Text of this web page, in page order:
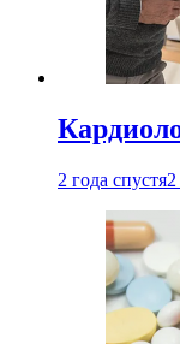
2 года спустя